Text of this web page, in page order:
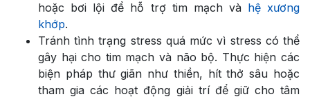
hoặc bơi lội để hỗ trợ tim mạch và hệ xương
khớp.
Tránh tình trạng stress quá mức vì stress có thể
gây hại cho tim mạch và não bộ. Thực hiện các
biện pháp thư giãn như thiền, hít thở sâu hoặc
tham gia các hoạt động giải trí để giữ cho tâm